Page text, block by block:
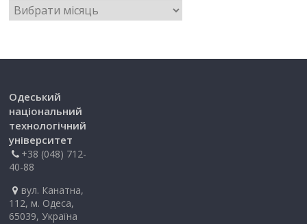
Одеський
національний
технологічний
університет
+38 (048) 712-
40-88
вул. Канатна,
112, м. Одеса,
65039, Україна